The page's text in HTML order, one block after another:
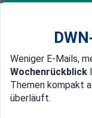
Newsticker
Edelmetalle
Weniger E-Mails,
Wochenrückblick
Themen kompakt
überläuft.